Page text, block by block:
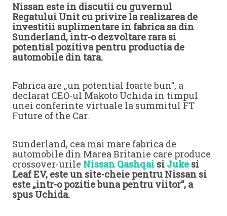
Nissan este in discutii cu guvernul
Regatului Unit cu privire la realizarea de
investitii suplimentare in fabrica sa din
Sunderland, intr-o dezvoltare rara si
potential pozitiva pentru productia de
automobile din tara.
Fabrica are „un potential foarte bun”, a
declarat CEO-ul Makoto Uchida in timpul
unei conferinte virtuale la summitul FT
Future of the Car.
Sunderland, cea mai mare fabrica de
automobile din Marea Britanie care produce
crossover-urile Nissan Qashqai si Juke si
Leaf EV, este un site-cheie pentru Nissan si
este „intr-o pozitie buna pentru viitor”, a
spus Uchida.